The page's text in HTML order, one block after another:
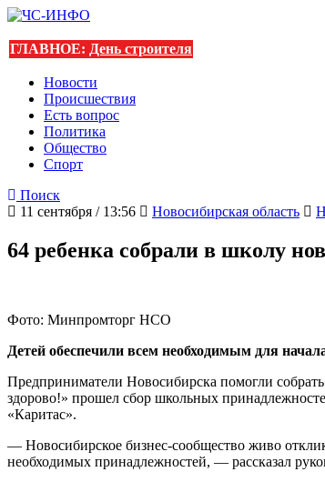
ГЛАВНОЕ: День строителя
Новости
Происшествия
Есть вопрос
Политика
Общество
Спорт
Поиск
11 сентября / 13:56
Новосибирская область
64 ребенка собрали в школу
Фото: Минпромторг НСО
Детей обеспечили всем необходимым для
Предприниматели Новосибирска помогли
здорово!» прошел сбор школьных
«Каритас».
— Новосибирское бизнес-сообщество живо
необходимых принадлежностей, — рассказал